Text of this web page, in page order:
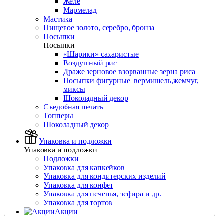
Мармелад
Мастика
Пищевое золото, серебро, бронза
Посыпки
Посыпки
«Шарики» сахаристые
Воздушный рис
Драже зерновое взорванные зерна риса
Посыпки фигурные, вермишель,жемчуг,
миксы
Шоколадный декор
Съедобная печать
Топперы
Шоколадный декор
Упаковка и подложки
Упаковка и подложки
Подложки
Упаковка для капкейков
Упаковка для кондитерских изделий
Упаковка для конфет
Упаковка для печенья, зефира и др.
Упаковка для тортов
Акции